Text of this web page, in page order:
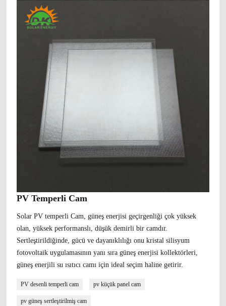
PV Temperli Cam
Solar PV temperli Cam, güneş enerjisi geçirgenliği çok yüksek
olan, yüksek performanslı, düşük demirli bir camdır.
Sertleştirildiğinde, gücü ve dayanıklılığı onu kristal silisyum
fotovoltaik uygulamasının yanı sıra güneş enerjisi kollektörleri,
güneş enerjili su ısıtıcı camı için ideal seçim haline getirir.
PV desenli temperli cam pv küçük panel cam
pv güneş sertleştirilmiş cam